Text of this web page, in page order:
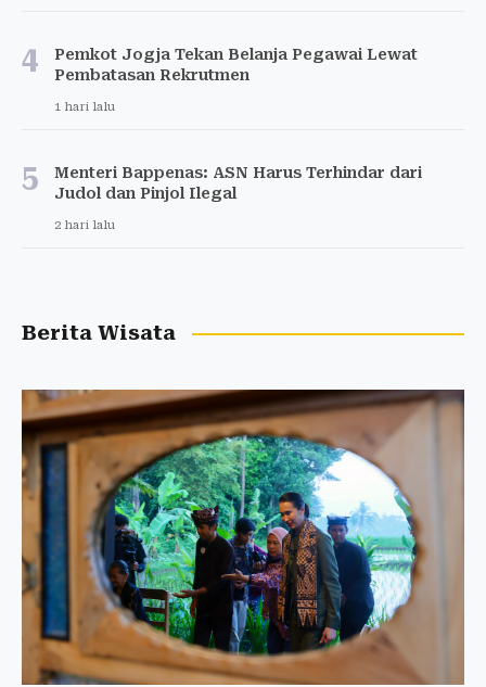
4
Pemkot Jogja Tekan Belanja Pegawai Lewat
Pembatasan Rekrutmen
1 hari lalu
5
Menteri Bappenas: ASN Harus Terhindar dari
Judol dan Pinjol Ilegal
2 hari lalu
Berita Wisata